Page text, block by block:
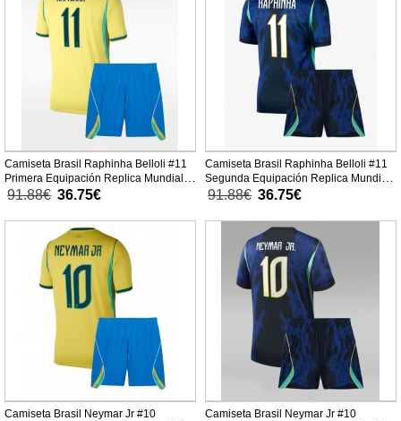
Camiseta Brasil Raphinha Belloli #11
Primera Equipación Replica Mundial
2026 para niños mangas cortas (+
91.88€ 36.75€
Camiseta Brasil Raphinha Belloli #11
Segunda Equipación Replica Mundial
2026 para niños mangas cortas (+
91.88€ 36.75€
Camiseta Brasil Neymar Jr #10
Camiseta Brasil Neymar Jr #10